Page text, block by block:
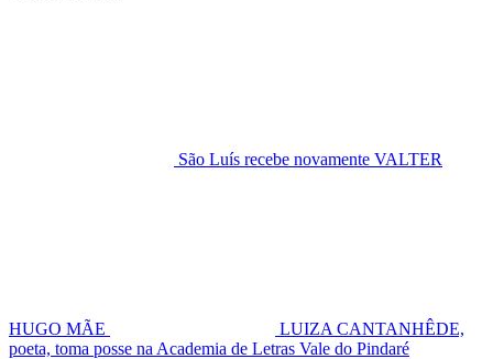
São Luís recebe novamente VALTER
HUGO MÃE
LUIZA CANTANHÊDE,
poeta, toma posse na Academia de Letras Vale do Pindaré